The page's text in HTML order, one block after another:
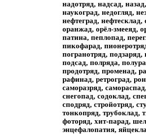
надотряд, надсад,
наукоград, недогляд,
нефтеград,
оранжад, орёл-змееяд,
патина, пеплопад,
пикофарад,
погранотряд,
подсад, полряда,
продотряд, променад,
рафинад, ретроград,
саморазряд,
снегопад, содоклад,
сподряд, стройотряд,
тонкопряд, трубоклад,
фоторяд, хит-парад,
энцефалопатия,